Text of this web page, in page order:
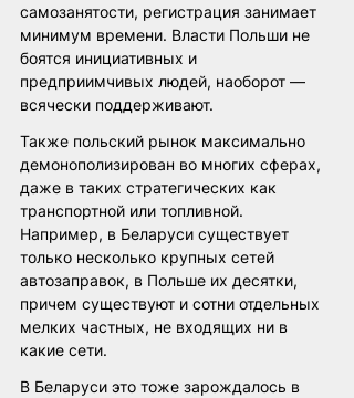
самозанятости, регистрация занимает
минимум времени. Власти Польши не
боятся инициативных и
предприимчивых людей, наоборот —
всячески поддерживают.
Также польский рынок максимально
демонополизирован во многих сферах,
даже в таких стратегических как
транспортной или топливной.
Например, в Беларуси существует
только несколько крупных сетей
автозаправок, в Польше их десятки,
причем существуют и сотни отдельных
мелких частных, не входящих ни в
какие сети.
В Беларуси это тоже зарождалось в